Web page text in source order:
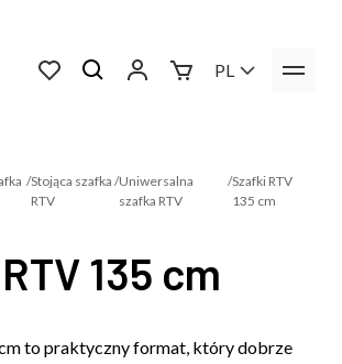
PL
Stojąca szafka
RTV
Uniwersalna
szafka RTV
Szafki RTV
135 cm
135 cm
to praktyczny format, który dobrze